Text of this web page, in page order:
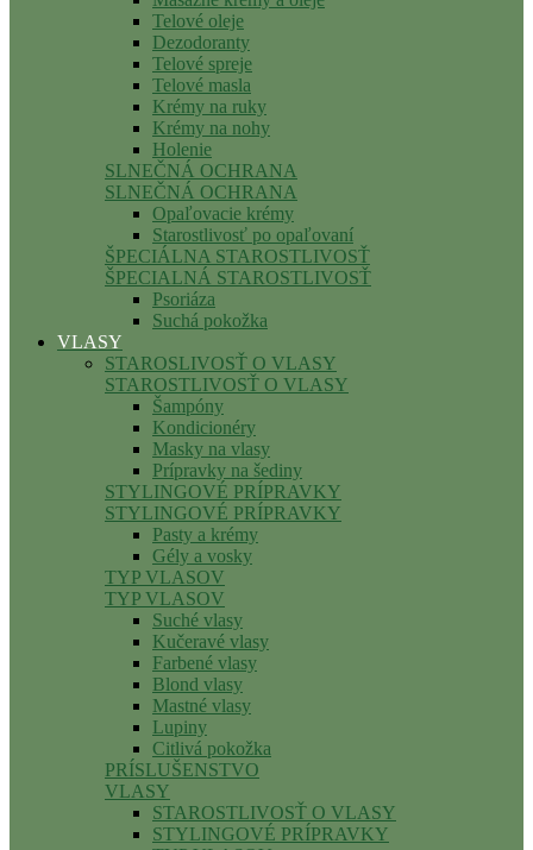
Telové oleje
Dezodoranty
Telové spreje
Telové masla
Krémy na ruky
Krémy na nohy
Holenie
SLNEČNÁ OCHRANA
SLNEČNÁ OCHRANA
Opaľovacie krémy
Starostlivosť po opaľovaní
ŠPECIÁLNA STAROSTLIVOSŤ
ŠPECIALNÁ STAROSTLIVOSŤ
Psoriáza
Suchá pokožka
VLASY
STAROSLIVOSŤ O VLASY
STAROSTLIVOSŤ O VLASY
Šampóny
Kondicionéry
Masky na vlasy
Prípravky na šediny
STYLINGOVÉ PRÍPRAVKY
STYLINGOVÉ PRÍPRAVKY
Pasty a krémy
Gély a vosky
TYP VLASOV
TYP VLASOV
Suché vlasy
Kučeravé vlasy
Farbené vlasy
Blond vlasy
Mastné vlasy
Lupiny
Citlivá pokožka
PRÍSLUŠENSTVO
VLASY
STAROSTLIVOSŤ O VLASY
STYLINGOVÉ PRÍPRAVKY